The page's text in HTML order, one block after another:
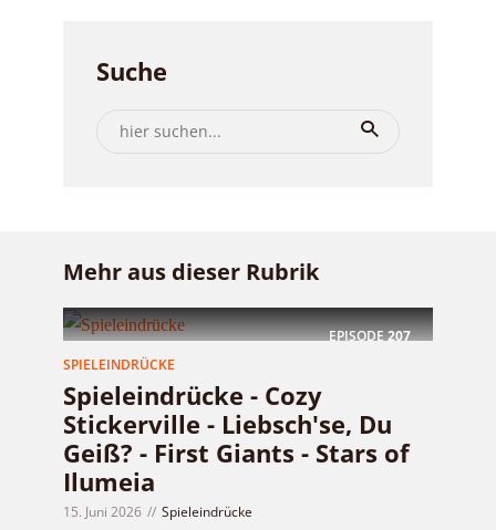
Suche
Mehr aus dieser Rubrik
EPISODE207
SPIELEINDRÜCKE
Spieleindrücke - Cozy
Stickerville - Liebsch'se, Du
Geiß? - First Giants - Stars of
Ilumeia
15. Juni 2026 Spieleindrücke